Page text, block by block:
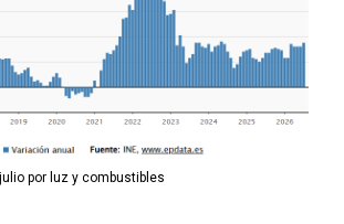
por luz y combustibles